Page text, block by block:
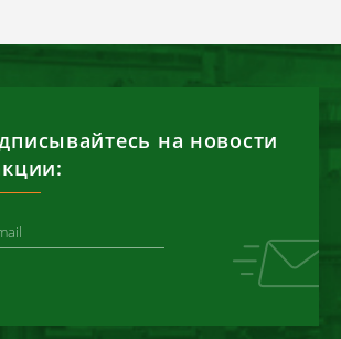
на новости